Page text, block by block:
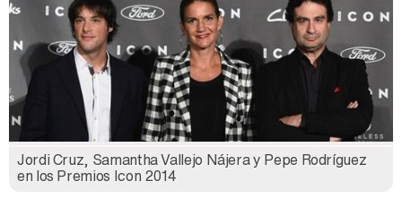
Jordi Cruz, Samantha Vallejo Nájera y Pepe Rodríguez
en los Premios Icon 2014